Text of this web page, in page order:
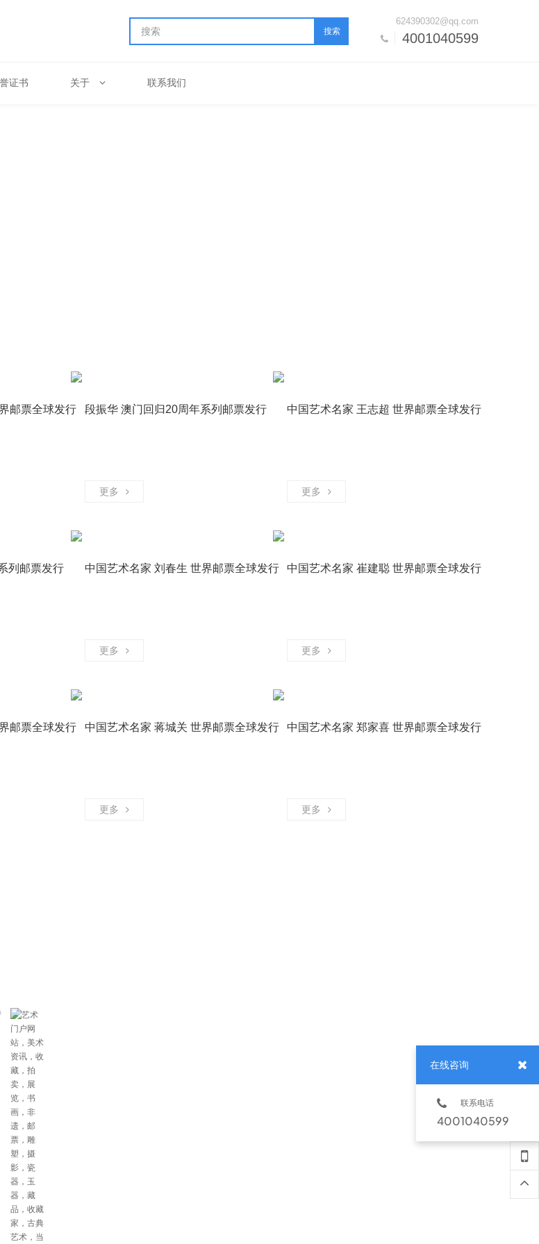
4001040599
624390302@qq.com
搜索
证书 关于 联系我们
邮票全球发行 书画艺术家
段振华 澳门回归20周年系列邮票发行 书画艺术家
更多
中国艺术名家 王志超 世界邮票全球发行
更多
列邮票发行 美术师
中国艺术名家 刘春生 世界邮票全球发行 摄影艺术家
更多
中国艺术名家 崔建聪 世界邮票全球发行
更多
邮票全球发行 书画艺术家
中国艺术名家 蒋城关 世界邮票全球发行 书画艺术家
更多
中国艺术名家 郑家喜 世界邮票全球发行
更多
在线咨询
联系电话
4001040599